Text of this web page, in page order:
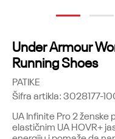
1 2
Under Armour
Running Shoes
PATIKE
Šifra artikla:3028177-
UA Infinite Pro 2
elastičnim UA HOVR+